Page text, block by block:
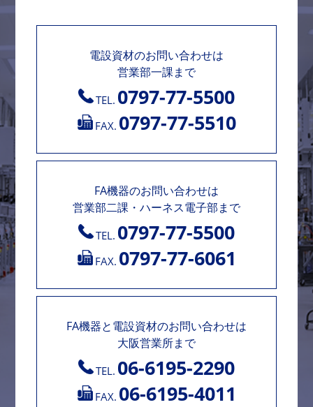
電設資材のお問い合わせは
営業部一課まで
TEL. 0797-77-5500
FAX. 0797-77-5510
FA機器のお問い合わせは
営業部二課・ハーネス電子部まで
TEL. 0797-77-5500
FAX. 0797-77-6061
FA機器と電設資材のお問い合わせは
大阪営業所まで
TEL. 06-6195-2290
FAX. 06-6195-4011